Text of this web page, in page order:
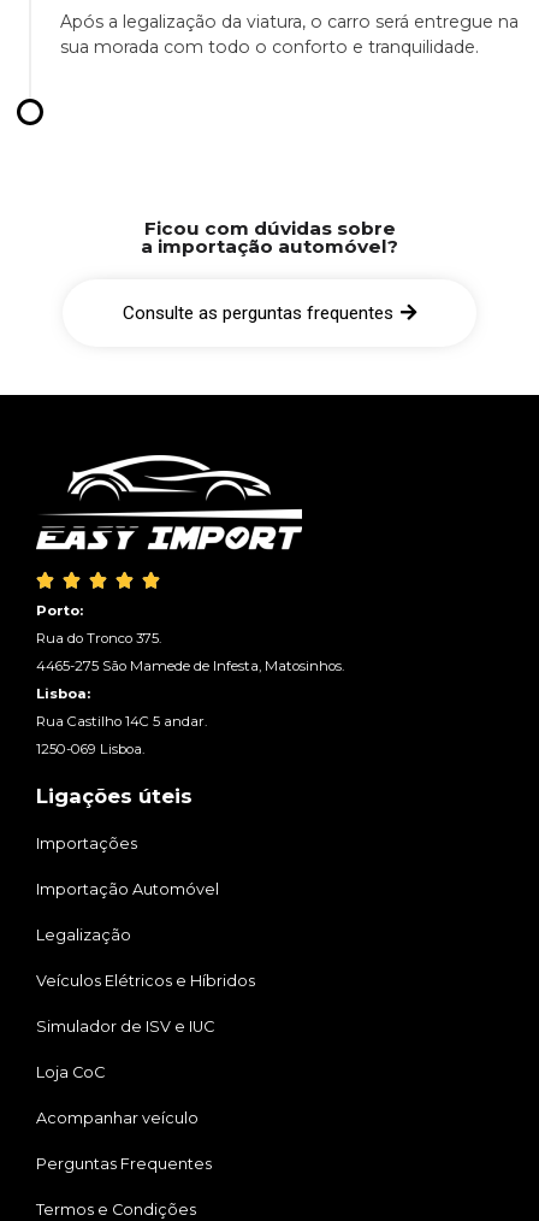
Após a legalização da viatura, o carro será entregue na
sua morada com todo o conforto e tranquilidade.
Ficou com dúvidas sobre
a importação automóvel?
Consulte as perguntas frequentes
    
Porto:
Rua do Tronco 375.
4465-275 São Mamede de Infesta, Matosinhos.
Lisboa:
Rua Castilho 14C 5 andar.
1250-069 Lisboa.
Ligações úteis
Importações
Importação Automóvel
Legalização
Veículos Elétricos e Híbridos
Simulador de ISV e IUC
Loja CoC
Acompanhar veículo
Perguntas Frequentes
Termos e Condições